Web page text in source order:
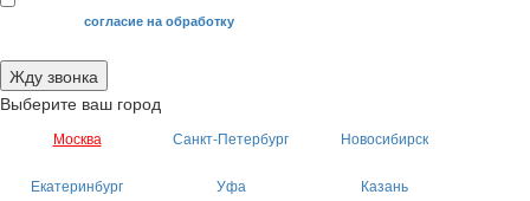
Я даю своесогласие на обработку
Жду звонка
Выберите ваш город
Москва Санкт-Петербург Новосибирск
Екатеринбург Уфа Казань